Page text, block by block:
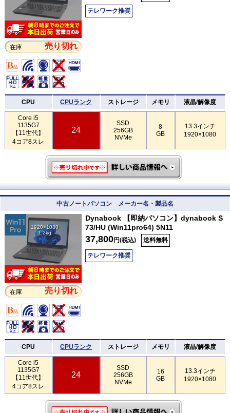
在庫 売り切れ
テレワーク推奨
CPU CPUランク ストレージ メモリ 液晶/解像度
Core i5
1135G7
【11世代】
4コア8スレ
24
SSD
256GB
NVMe
8
GB
13.3インチ
1920×1080
中古ノートパソコン メーカー名・製品名
1920×1080
1.2kg
在庫 売り切れ
Dynabook 【即納パソコン】dynabook S
73/HU (Win11pro64) 5N11
37,800円(税込) 送料無料
テレワーク推奨
CPU CPUランク ストレージ メモリ 液晶/解像度
Core i5
1135G7
【11世代】
4コア8スレ
24
SSD
256GB
NVMe
16
GB
13.3インチ
1920×1080